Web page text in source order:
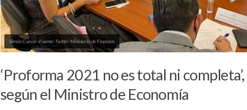
Simón Cueva - Fuente: Twitter Ministerio de Finanzas
‘Proforma 2021 no es total ni completa’,
según el Ministro de Economía